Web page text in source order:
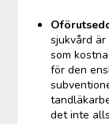
sjukvård
som
för den
det inte